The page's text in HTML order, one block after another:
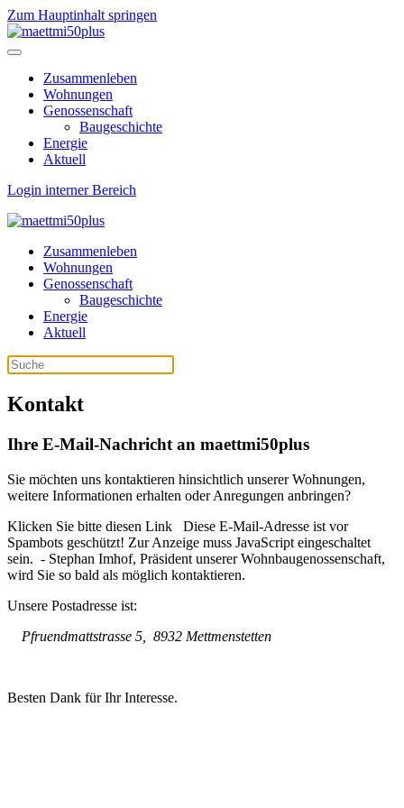
Zum Hauptinhalt springen
Zusammenleben
Wohnungen
Genossenschaft
Baugeschichte
Energie
Aktuell
Login interner Bereich
Zusammenleben
Wohnungen
Genossenschaft
Baugeschichte
Energie
Aktuell
Kontakt
Ihre E-Mail-Nachricht an maettmi50plus
Sie möchten uns kontaktieren hinsichtlich unserer Wohnungen,
weitere Informationen erhalten oder Anregungen anbringen?
Klicken Sie bitte diesen Link Diese E-Mail-Adresse ist vor
Spambots geschützt! Zur Anzeige muss JavaScript eingeschaltet
sein. - Stephan Imhof, Präsident unserer Wohnbaugenossenschaft,
wird Sie so bald als möglich kontaktieren.
Unsere Postadresse ist:
Pfruendmattstrasse 5, 8932 Mettmenstetten
Besten Dank für Ihr Interesse.